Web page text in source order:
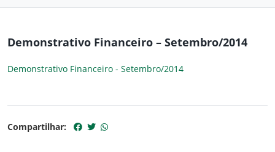
Demonstrativo Financeiro – Setembro/2014
Demonstrativo Financeiro - Setembro/2014
Compartilhar: